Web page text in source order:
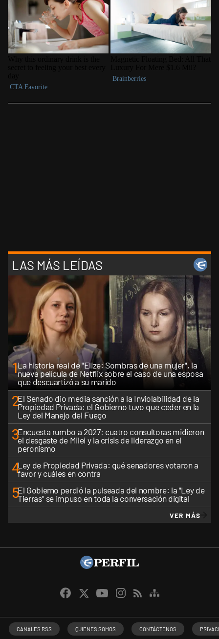
LAS MÁS LEÍDAS
1La historia real de "Elize: Sombras de una mujer", la
nueva película de Netflix sobre el caso de una esposa
que descuartizó a su marido
2El Senado dio media sanción a la Inviolabilidad de la
Propiedad Privada: el Gobierno tuvo que ceder en la
Ley del Manejo del Fuego
3Encuesta rumbo a 2027: cuatro consultoras midieron
el desgaste de Milei y la crisis de liderazgo en el
peronismo
4Ley de Propiedad Privada: qué senadores votaron a
favor y cuáles en contra
5El Gobierno perdió la pulseada del nombre: la "Ley de
Tierras" se impuso en toda la conversación digital
VER MÁS
CANALES RSS QUIENES SOMOS CONTÁCTENOS